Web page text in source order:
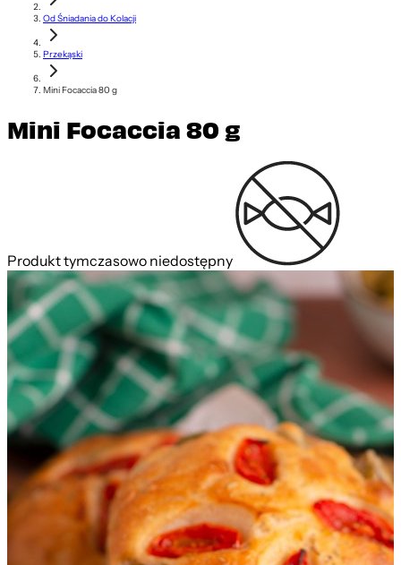
Od Śniadania do Kolacji
Przekąski
Mini Focaccia 80 g
Mini Focaccia 80 g
Produkt tymczasowo niedostępny